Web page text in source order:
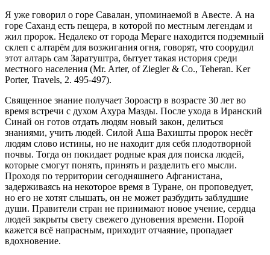
Я уже говорил о горе Савалан, упоминаемой в Авесте. А на
горе Саханд есть пещера, в которой по местным легендам и
жил пророк. Недалеко от города Мераге находится подземный
склеп с алтарём для возжигания огня, говорят, что соорудил
этот алтарь сам Заратуштра, бытует такая история среди
местного населения (Mr. Arter, of Ziegler & Co., Teheran. Ker
Porter, Travels, 2. 495-497).
Священное знание получает Зороастр в возрасте 30 лет во
время встречи с духом Ахура Мазды. После ухода в Иранский
Синай он готов отдать людям новый закон, делиться
знаниями, учить людей. Силой Аша Вахишты пророк несёт
людям слово истины, но не находит для себя плодотворной
почвы. Тогда он покидает родные края для поиска людей,
которые смогут понять, принять и разделить его мысли.
Проходя по территории сегодняшнего Афганистана,
задерживаясь на некоторое время в Туране, он проповедует,
но его не хотят слышать, он не может разбудить заблудшие
души. Правители стран не принимают новое учение, сердца
людей закрыты свету свежего дуновения времени. Порой
кажется всё напрасным, приходит отчаяние, пропадает
вдохновение.